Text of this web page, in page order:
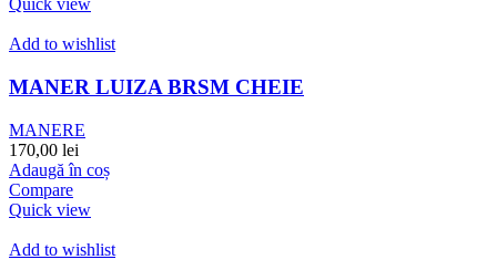
Quick view
Add to wishlist
MANER LUIZA BRSM CHEIE
MANERE
170,00 lei
Adaugă în coș
Compare
Quick view
Add to wishlist